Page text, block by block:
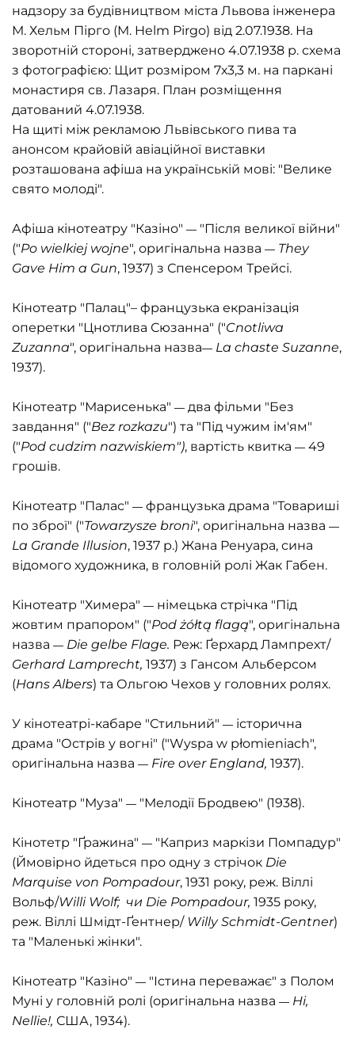
надзору за будівництвом міста Львова інженера
М. Хельм Пірго (M. Helm Pirgo) від 2.07.1938. На
зворотній стороні, затверджено 4.07.1938 р. схема
з фотографією: Щит розміром 7х3,3 м. на паркані
монастиря св. Лазаря. План розміщення
датований 4.07.1938.
На щиті між рекламою Львівського пива та
анонсом крайовій авіаційної виставки
розташована афіша на українській мові: "Велике
свято молоді".
Афіша кінотеатру "Казіно" — "Після великої війни"
("Po wielkiej wojne", оригінальна назва — They
Gave Him a Gun, 1937) з Спенсером Трейсі.
Кінотеатр "Палац"– французька екранізація
оперетки "Цнотлива Сюзанна" ("Cnotliwa
Zuzanna", оригінальна назва— La chaste Suzanne,
1937).
Кінотеатр "Марисенька" — два фільми "Без
завдання" ("Bez rozkazu") та "Під чужим ім'ям"
("Pod cudzim nazwiskiem"), вартість квитка — 49
грошів.
Кінотеатр "Палас" — французька драма "Товариші
по зброї" ("Towarzysze broni", оригінальна назва
La Grande Illusion, 1937 р.) Жана Ренуара, сина
відомого художника, в головній ролі Жак Габен.
Кінотеатр "Химера" — німецька стрічка "Під
жовтим прапором" ("Pod żółtą flagą", оригінальна
назва — Die gelbe Flage. Реж: Ґерхард Лампрехт/
Gerhard Lamprecht, 1937) з Гансом Альберсом
(Hans Albers) та Ольгою Чехов у головних ролях.
У кінотеатрі-кабаре "Стильний" — історична
драма "Острів у вогні" ("Wyspa w płomieniach",
оригінальна назва — Fire over England, 1937).
Кінотеатр "Муза" — "Мелодії Бродвею" (1938).
Кінотетр "Ґражина" — "Каприз маркізи Помпадур"
(Ймовірно йдеться про одну з стрічок Die
Marquise von Pompadour, 1931 року, реж. Віллі
Вольф/Willi Wolf; чи Die Pompadour, 1935 року,
реж. Віллі Шмідт-Ґентнер/ Willy Schmidt-Gentner)
та "Маленькі жінки".
Кінотеатр "Казіно" — "Істина переважає" з Полом
Муні у головній ролі (оригінальна назва — Hi,
Nellie!, США, 1934).